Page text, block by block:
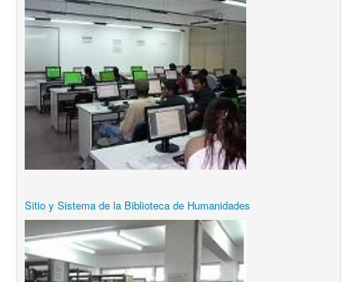
Sitio y Sistema de la Biblioteca de Humanidades